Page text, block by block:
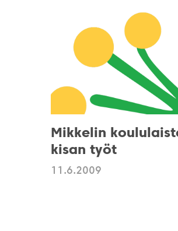
Mikkelin
kisan työt
11.6.2009